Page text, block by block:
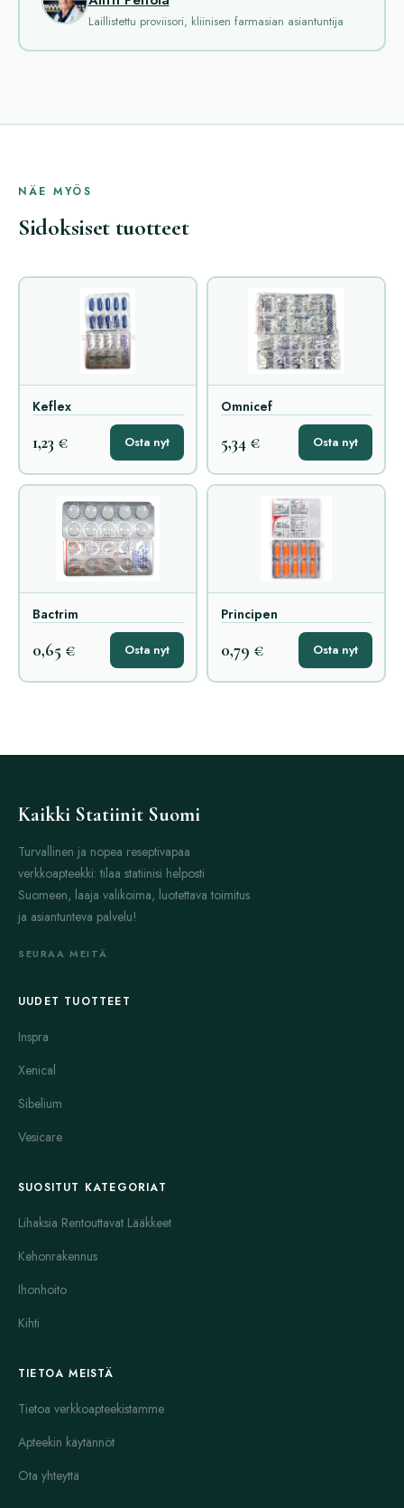
Laillistettu proviisori, kliinisen farmasian asiantuntija
NÄE MYÖS
Sidoksiset tuotteet
Keflex
1,23 € Osta nyt
Omnicef
5,34 € Osta nyt
Bactrim
0,65 € Osta nyt
Principen
0,79 € Osta nyt
Kaikki Statiinit Suomi
Turvallinen ja nopea reseptivapaa
verkkoapteekki: tilaa statiinisi helposti
Suomeen, laaja valikoima, luotettava toimitus
ja asiantunteva palvelu!
SEURAA MEITÄ
UUDET TUOTTEET
Inspra
Xenical
Sibelium
Vesicare
SUOSITUT KATEGORIAT
Lihaksia Rentouttavat Lääkkeet
Kehonrakennus
Ihonhoito
Kihti
TIETOA MEISTÄ
Tietoa verkkoapteekistamme
Apteekin käytännöt
Ota yhteyttä